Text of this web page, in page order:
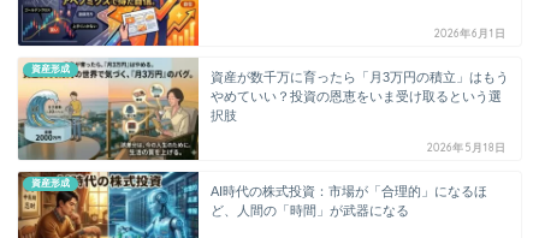
2026年6月1日
資産形成
資産が数千万に育ったら「月3万円の積立」はもう
やめていい？投資の恩恵をいま受け取るという選
択肢
2026年5月18日
資産形成
AI時代の株式投資：市場が「合理的」になるほ
ど、人間の「時間」が武器になる